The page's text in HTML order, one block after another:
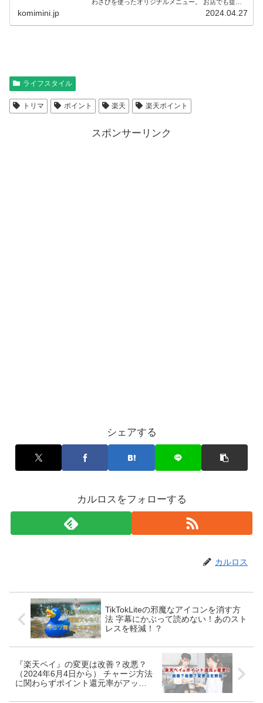
わさびを使ったオリジナルメニュー。 お店でも提供
しているオリジナルメニューのレシピを齊藤オーナー
komimini.jp 2024.04.27
ライフスタイル
トリマ ポイント 楽天 楽天ポイント
スポンサーリンク
シェアする
カルロスをフォローする
カルロス
TikTokLiteの邪魔なアイコンを消す方
法 字幕にかぶって読めない！あのスト
レスを軽減！？
『楽天ペイ』の変更は改善？改悪？
（2024年6月4日から） チャージ方法
に関わらずポイント還元率がアッ